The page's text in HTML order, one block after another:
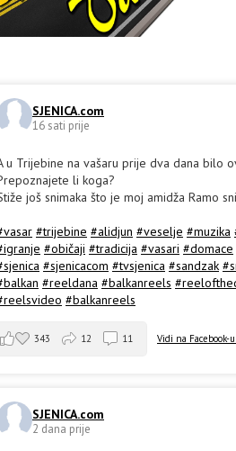
SJENICA.com
16 sati prije
u Trijebine na vašaru prije dva dana bilo
li koga?
još snimaka što je moj amidža Ramo
#trijebine #alidjun #veselje #muzika
#običaji #tradicija #vasari #domace
#sjenicacom #tvsjenica #sandzak
#reeldana #balkanreels
#balkanreels
Vidi na Facebook-u
343 12 11
SJENICA.com
2 dana prije